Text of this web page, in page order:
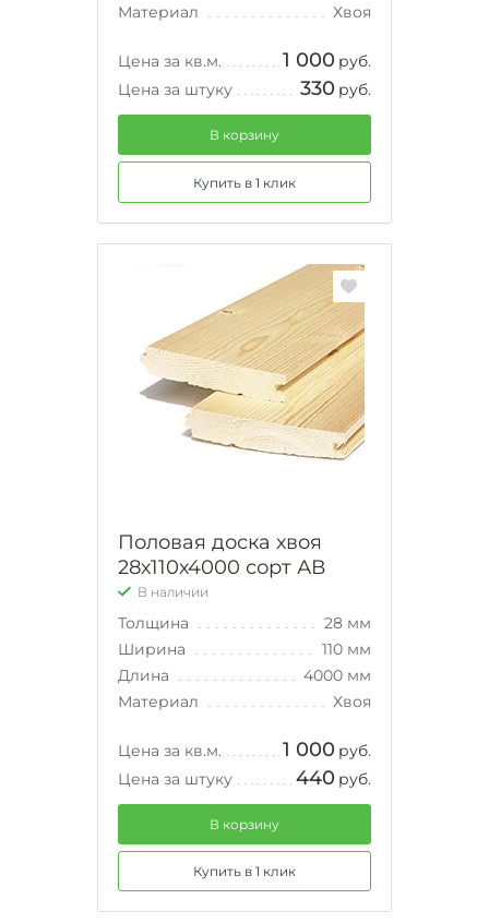
Материал
Хвоя
Цена за кв.м. 1 000 руб.
Цена за штуку
330 руб.
В корзину
Купить в 1 клик
Половая доска хвоя
28х110х4000 сорт АВ
В наличии
Толщина
28 мм
Ширина
110 мм
Длина
4000 мм
Материал
Хвоя
Цена за кв.м. 1 000 руб.
Цена за штуку
440 руб.
В корзину
Купить в 1 клик